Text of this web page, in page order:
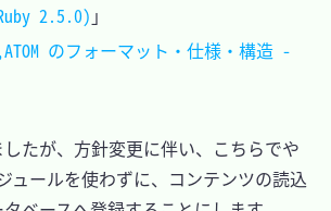
2.5.0) 」
のフォーマット・仕様・構造 -
たが、方針変更に伴い、こちらでや
ュールを使わずに、コンテンツの読込